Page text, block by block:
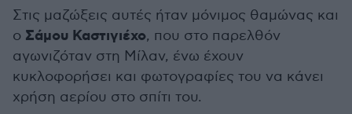
Στις μαζώξεις αυτές ήταν μόνιμος θαμώνας και
ο Σάμου Καστιγιέχο, που στο παρελθόν
αγωνιζόταν στη Μίλαν, ένω έχουν
κυκλοφορήσει και φωτογραφίες του να κάνει
χρήση αερίου στο σπίτι του.